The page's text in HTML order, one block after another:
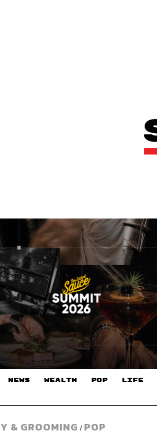
NEWS WEALTH POP LIFE
& GROOMING / POP